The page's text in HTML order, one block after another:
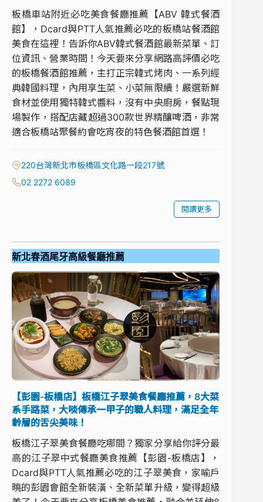
板橋車站附近必吃美食餐廳推薦【ABV 韓式餐酒
館】，Dcard與PTT人氣推薦必吃的板橋站餐酒館
美食在這裡！告訴你ABV韓式餐酒館最新菜單、訂
位資訊、營業時間！今天要來分享網路高評價必吃
的板橋餐酒館推薦，主打正宗韓式烤肉、一系列經
典韓國料理，內用享生菜、小菜無限續！嚴選新鮮
食材並使用獨特韓式醬料，沒有中央廚房，餐點現
場製作，搭配店藏超過300款世界精釀啤酒，非常
適合板橋站聚餐約會吃宵夜的特色餐酒館首選！
220台灣新北市板橋區文化路一段217號
02 2272 6089
閱讀更多
新北春酒尾牙高級餐廳推薦
【彭園-板橋店】板橋江子翠美食餐廳推薦，8大菜
系手路菜，大啖傳承一甲子的職人料理，滿足全年
齡層的舌尖美味！
板橋江子翠美食餐廳吃哪間？獨家分享給你評分最
高的江子翠中式餐廳美食推薦【彭園-板橋店】，
Dcard與PTT人氣推薦必吃的江子翠美食，家喻戶
曉的彭園會館全新裝潢、全新菜單升級，變得超級